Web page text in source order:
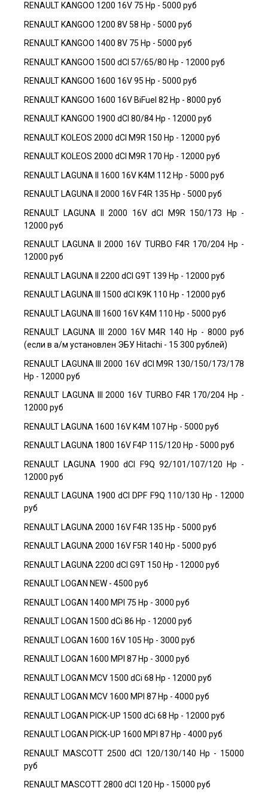
RENAULT KANGOO 1200 16V 75 Hp - 5000 руб
RENAULT KANGOO 1200 8V 58 Hp - 5000 руб
RENAULT KANGOO 1400 8V 75 Hp - 5000 руб
RENAULT KANGOO 1500 dCI 57/65/80 Hp - 12000 руб
RENAULT KANGOO 1600 16V 95 Hp - 5000 руб
RENAULT KANGOO 1600 16V BiFuel 82 Hp - 8000 руб
RENAULT KANGOO 1900 dCI 80/84 Hp - 12000 руб
RENAULT KOLEOS 2000 dCI M9R 150 Hp - 12000 руб
RENAULT KOLEOS 2000 dCI M9R 170 Hp - 12000 руб
RENAULT LAGUNA II 1600 16V K4M 112 Hp - 5000 руб
RENAULT LAGUNA II 2000 16V F4R 135 Hp - 5000 руб
RENAULT LAGUNA II 2000 16V dCI M9R 150/173 Hp -
12000 руб
RENAULT LAGUNA II 2000 16V TURBO F4R 170/204 Hp -
12000 руб
RENAULT LAGUNA II 2200 dCI G9T 139 Hp - 12000 руб
RENAULT LAGUNA III 1500 dCI K9K 110 Hp - 12000 руб
RENAULT LAGUNA III 1600 16V K4M 110 Hp - 5000 руб
RENAULT LAGUNA III 2000 16V M4R 140 Hp - 8000 руб
(если в а/м установлен ЭБУ Hitachi - 15 300 рублей)
RENAULT LAGUNA III 2000 16V dCI M9R 130/150/173/178
Hp - 12000 руб
RENAULT LAGUNA III 2000 16V TURBO F4R 170/204 Hp -
12000 руб
RENAULT LAGUNA 1600 16V K4M 107 Hp - 5000 руб
RENAULT LAGUNA 1800 16V F4P 115/120 Hp - 5000 руб
RENAULT LAGUNA 1900 dCI F9Q 92/101/107/120 Hp -
12000 руб
RENAULT LAGUNA 1900 dCI DPF F9Q 110/130 Hp - 12000
руб
RENAULT LAGUNA 2000 16V F4R 135 Hp - 5000 руб
RENAULT LAGUNA 2000 16V F5R 140 Hp - 5000 руб
RENAULT LAGUNA 2200 dCI G9T 150 Hp - 12000 руб
RENAULT LOGAN NEW - 4500 руб
RENAULT LOGAN 1400 MPI 75 Hp - 3000 руб
RENAULT LOGAN 1500 dCi 86 Hp - 12000 руб
RENAULT LOGAN 1600 16V 105 Hp - 3000 руб
RENAULT LOGAN 1600 MPI 87 Hp - 3000 руб
RENAULT LOGAN MCV 1500 dCi 68 Hp - 12000 руб
RENAULT LOGAN MCV 1600 MPI 87 Hp - 4000 руб
RENAULT LOGAN PICK-UP 1500 dCi 68 Hp - 12000 руб
RENAULT LOGAN PICK-UP 1600 MPI 87 Hp - 4000 руб
RENAULT MASCOTT 2500 dCI 120/130/140 Hp - 15000
руб
RENAULT MASCOTT 2800 dCI 120 Hp - 15000 руб